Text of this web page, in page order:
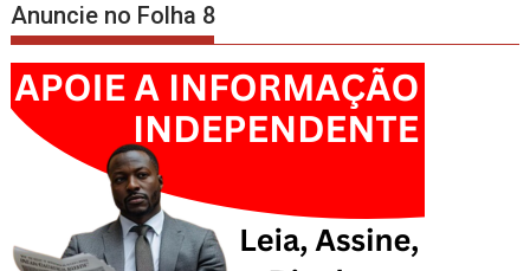
Anuncie no Folha 8